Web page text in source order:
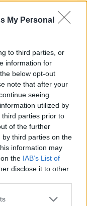
My Personal
to third parties, or
information for
below opt-out
note that after your
seeing
utilized by
parties prior to
of the further
third parties on the
information may
the IAB’s List of
disclose it to other